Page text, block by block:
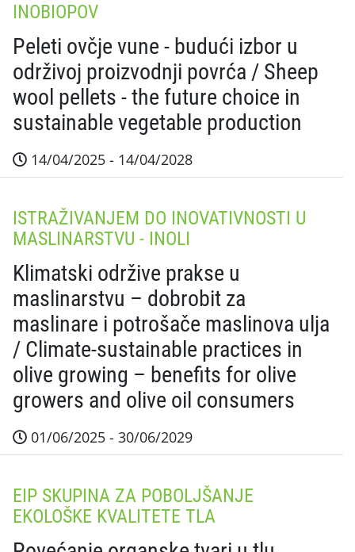
INOBIOPOV
Peleti ovčje vune - budući izbor u
održivoj proizvodnji povrća / Sheep
wool pellets - the future choice in
sustainable vegetable production
14/04/2025 - 14/04/2028
Sažetak projekta Projekt će doprinijeti jačanju
ISTRAŽIVANJEM DO INOVATIVNOSTI U
MASLINARSTVU - INOLI
Klimatski održive prakse u
maslinarstvu – dobrobit za
maslinare i potrošače maslinova ulja
/ Climate-sustainable practices in
olive growing – benefits for olive
growers and olive oil consumers
01/06/2025 - 30/06/2029
Sažetak projekta U prvoj godini projekta obavljen
EIP SKUPINA ZA POBOLJŠANJE
EKOLOŠKE KVALITETE TLA